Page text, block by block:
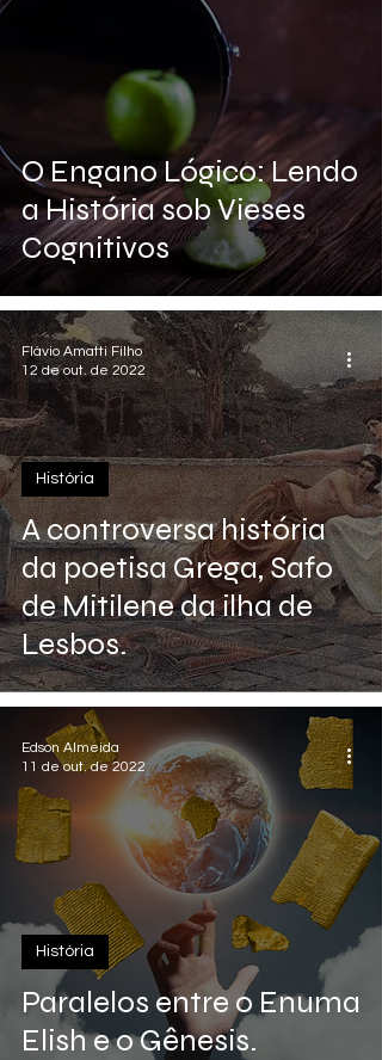
O Engano Lógico: Lendo
a História sob Vieses
Cognitivos
A controversa história
da poetisa Grega, Safo
de Mitilene da ilha de
Lesbos.
História
Flávio Amatti Filho
12 de out. de 2022
Paralelos entre o Enuma
Elish e o Gênesis.
História
Edson Almeida
11 de out. de 2022